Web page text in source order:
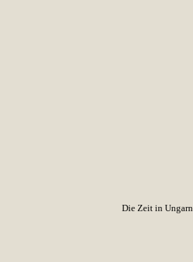
Die Zeit in Ungarn